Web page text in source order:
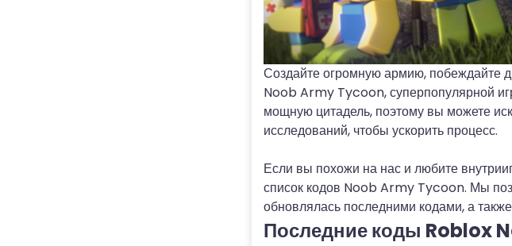
Создайте огромную армию, побеждайте
Noob Army Tycoon, суперпопулярной
мощную цитадель, поэтому вы можете
исследований, чтобы ускорить процесс.
Если вы похожи на нас и любите
список кодов Noob Army Tycoon. Мы
обновлялась последними кодами, а
Последние коды Roblox